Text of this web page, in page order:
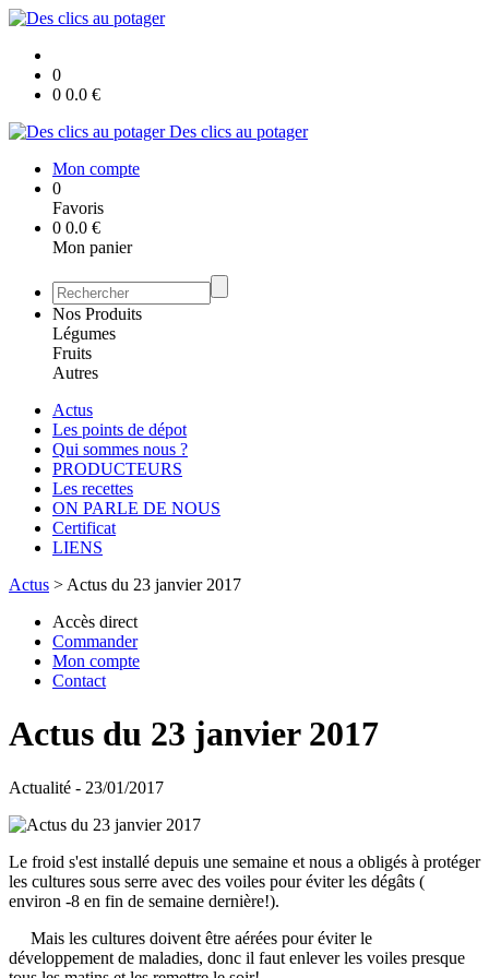
0
0 0.0 €
Des clics au potager
Mon compte
0
Favoris
0 0.0 €
Mon panier
Nos Produits
Légumes
Fruits
Autres
Actus
Les points de dépot
Qui sommes nous ?
PRODUCTEURS
Les recettes
ON PARLE DE NOUS
Certificat
LIENS
Actus > Actus du 23 janvier 2017
Accès direct
Commander
Mon compte
Contact
Actus du 23 janvier 2017
Actualité - 23/01/2017
Le froid s'est installé depuis une semaine et nous a obligés à protéger
les cultures sous serre avec des voiles pour éviter les dégâts (
environ -8 en fin de semaine dernière!).
Mais les cultures doivent être aérées pour éviter le
développement de maladies, donc il faut enlever les voiles presque